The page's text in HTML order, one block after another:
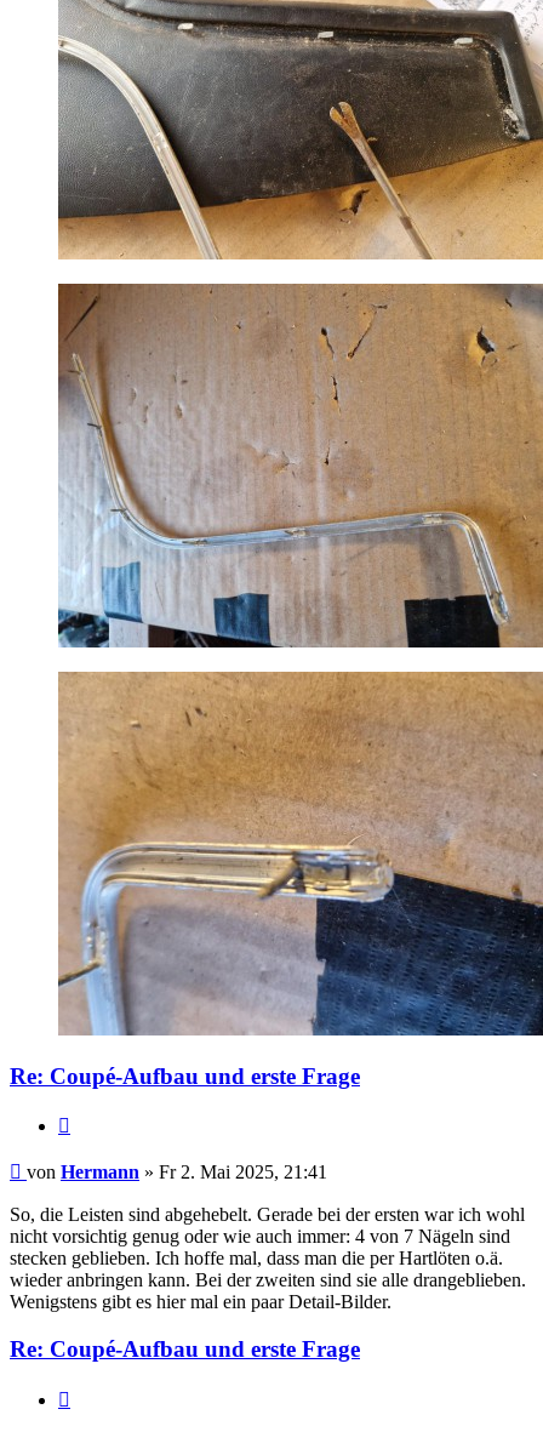
Re: Coupé-Aufbau und erste Frage
von Hermann » Fr 2. Mai 2025, 21:41
So, die Leisten sind abgehebelt. Gerade bei der ersten war ich wohl
nicht vorsichtig genug oder wie auch immer: 4 von 7 Nägeln sind
stecken geblieben. Ich hoffe mal, dass man die per Hartlöten o.ä.
wieder anbringen kann. Bei der zweiten sind sie alle drangeblieben.
Wenigstens gibt es hier mal ein paar Detail-Bilder.
Re: Coupé-Aufbau und erste Frage